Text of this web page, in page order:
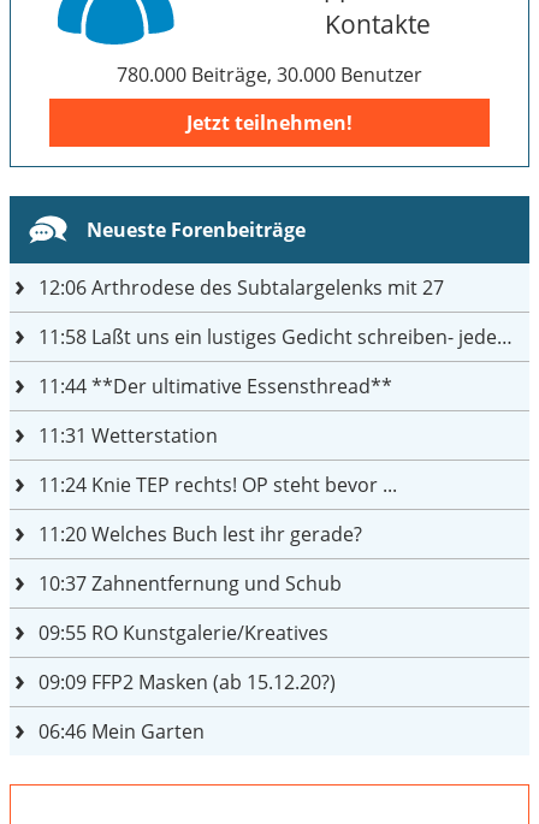
Kontakte
780.000 Beiträge, 30.000 Benutzer
Jetzt teilnehmen!
Neueste Forenbeiträge
12:06Arthrodese des Subtalargelenks mit 27
11:58 Laßt uns ein lustiges Gedicht schreiben- jeder einen Satz
11:44**Der ultimative Essensthread**
11:31 Wetterstation
11:24 Knie TEP rechts! OP steht bevor ...
11:20Welches Buch lest ihr gerade?
10:37Zahnentfernung und Schub
09:55 RO Kunstgalerie/Kreatives
09:09 FFP2 Masken (ab 15.12.20?)
06:46 Mein Garten